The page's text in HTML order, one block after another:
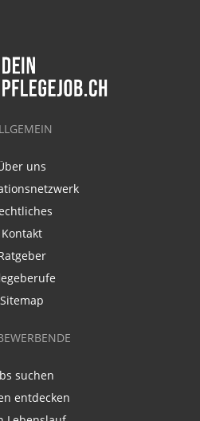
uns
Kontakt
Sitemap
suchen
entdecken